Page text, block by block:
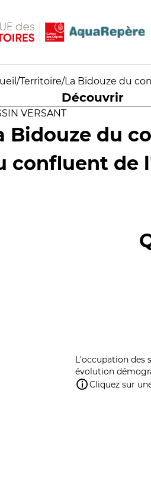
/Territoire/La Bidouze du
Découvrir
VERSANT
Bidouze du
confluent de
L'occupation des
évolution
Cliquez sur